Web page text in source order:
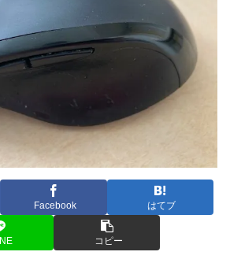
Facebook はてブ
コピー